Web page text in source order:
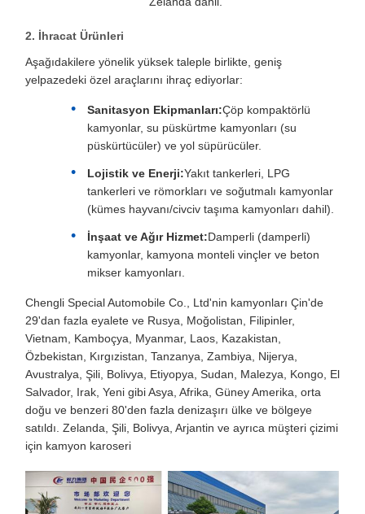
2. İhracat Ürünleri
Aşağıdakilere yönelik yüksek taleple birlikte, geniş
yelpazedeki özel araçlarını ihraç ediyorlar:
Sanitasyon Ekipmanları:Çöp kompaktörlü
kamyonlar, su püskürtme kamyonları (su
püskürtücüler) ve yol süpürücüler.
Lojistik ve Enerji:Yakıt tankerleri, LPG
tankerleri ve römorkları ve soğutmalı kamyonlar
(kümes hayvanı/civciv taşıma kamyonları dahil).
İnşaat ve Ağır Hizmet:Damperli (damperli)
kamyonlar, kamyona monteli vinçler ve beton
mikser kamyonları.
Chengli Special Automobile Co., Ltd'nin kamyonları Çin'de
29'dan fazla eyalete ve Rusya, Moğolistan, Filipinler,
Vietnam, Kamboçya, Myanmar, Laos, Kazakistan,
Özbekistan, Kırgızistan, Tanzanya, Zambiya, Nijerya,
Avustralya, Şili, Bolivya, Etiyopya, Sudan, Malezya, Kongo, El
Salvador, Irak, Yeni gibi Asya, Afrika, Güney Amerika, orta
doğu ve benzeri 80'den fazla denizaşırı ülke ve bölgeye
satıldı. Zelanda, Şili, Bolivya, Arjantin ve ayrıca müşteri çizimi
için kamyon karoseri